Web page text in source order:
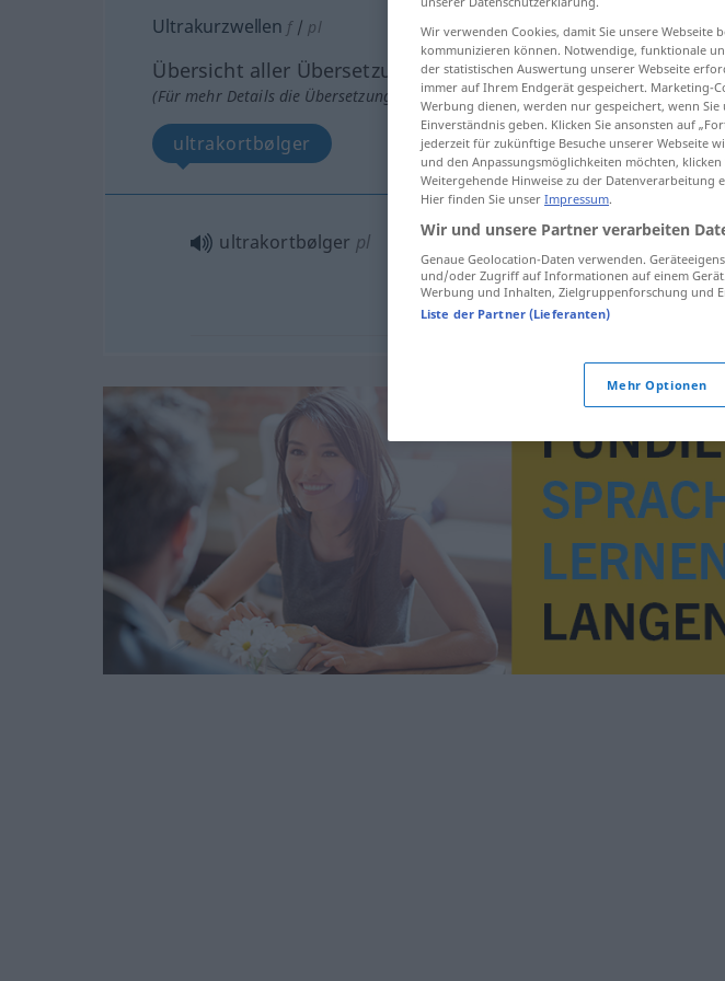
Ultrakurzwellen f/ pl
Übersicht aller Übersetzungen
(Für mehr Details die Übersetzung anklicken/antippen)
ultrakortbølger
ultrakortbølger pl
Wir verwenden Cookies, damit Sie unsere
kommunizieren können. Notwendige, funktionale
der statistischen Auswertung unserer Webseite
immer auf Ihrem Endgerät gespeichert. Marketing-
Werbung dienen, werden nur gespeichert, wenn
Einverständnis geben. Klicken Sie ansonsten auf
jederzeit für zukünftige Besuche unserer Webseite
und den Anpassungsmöglichkeiten möchten,
Weitergehende Hinweise zu der Datenverarbeitung
Hier finden Sie unser Impressum.
Wir und unsere Partner verarbeiten
Genaue Geolocation-Daten verwenden.
und/oder Zugriff auf Informationen auf einem
Werbung und Inhalten, Zielgruppenforschung und
Liste der Partner (Lieferanten)
Mehr Optionen